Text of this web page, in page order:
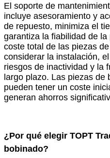
El soporte de
incluye asesoramiento y
de repuesto, minimiza el
garantiza la fiabilidad de
coste total de las piezas
considerar la instalación,
riesgos de inactividad y la
largo plazo. Las piezas de
pueden tener un coste
generan ahorros
¿Por qué elegir TOPT
bobinado?